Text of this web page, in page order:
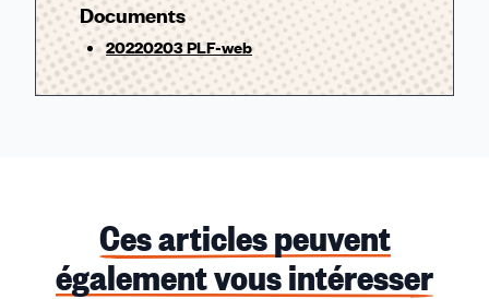
Documents
20220203 PLF-web
Ces articles peuvent
également vous intéresser